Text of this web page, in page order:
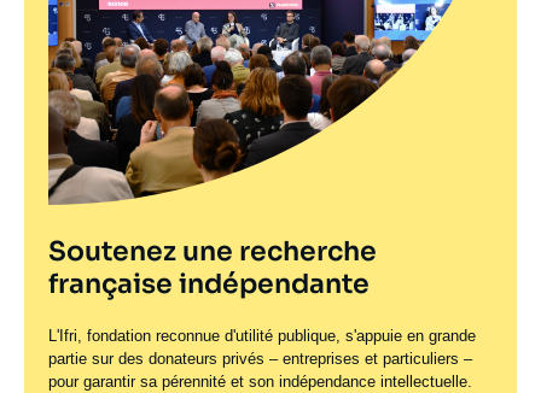
Soutenez une recherche
française indépendante
L'Ifri, fondation reconnue d'utilité publique, s'appuie en grande
partie sur des donateurs privés – entreprises et particuliers –
pour garantir sa pérennité et son indépendance intellectuelle.